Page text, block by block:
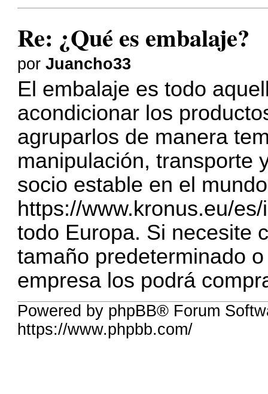
Re: ¿Qué es embalaje?
porJuancho33
El embalaje es todo
acondicionar los
agruparlos de manera
manipulación, transporte
socio estable en el
https://www.kronus.eu/
todo Europa. Si necesite
tamaño predeterminado
empresa los podrá
Powered by phpBB® Forum
https://www.phpbb.com/